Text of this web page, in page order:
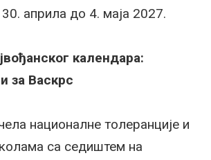
априла до 4. маја 2027.
календара:
за Васкрс
националне толеранције и
са седиштем на